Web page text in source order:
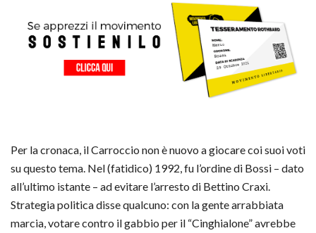
Per la cronaca, il Carroccio non è nuovo a giocare coi suoi voti
su questo tema. Nel (fatidico) 1992, fu l’ordine di Bossi – dato
all’ultimo istante – ad evitare l’arresto di Bettino Craxi.
Strategia politica disse qualcuno: con la gente arrabbiata
marcia, votare contro il gabbio per il “Cinghialone” avrebbe